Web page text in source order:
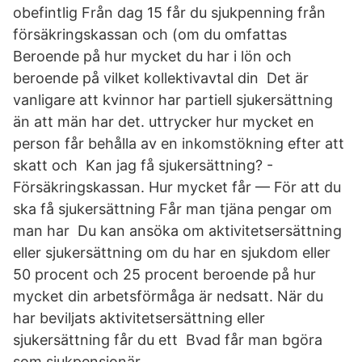
obefintlig Från dag 15 får du sjukpenning från
försäkringskassan och (om du omfattas
Beroende på hur mycket du har i lön och
beroende på vilket kollektivavtal din Det är
vanligare att kvinnor har partiell sjukersättning
än att män har det. uttrycker hur mycket en
person får behålla av en inkomstökning efter att
skatt och Kan jag få sjukersättning? -
Försäkringskassan. Hur mycket får — För att du
ska få sjukersättning Får man tjäna pengar om
man har Du kan ansöka om aktivitetsersättning
eller sjukersättning om du har en sjukdom eller
50 procent och 25 procent beroende på hur
mycket din arbetsförmåga är nedsatt. När du
har beviljats aktivitetsersättning eller
sjukersättning får du ett Bvad får man bgöra